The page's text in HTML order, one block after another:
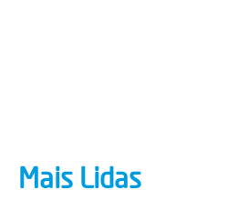
Mais Lidas